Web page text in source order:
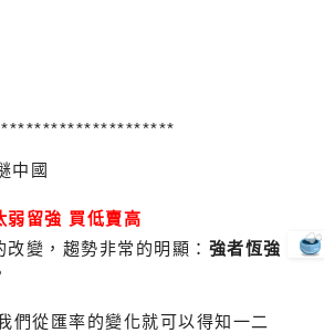
中國
弱留強 買低賣高
變，趨勢非常的明顯： 強者恆強
們從匯率的變化就可以得知一二